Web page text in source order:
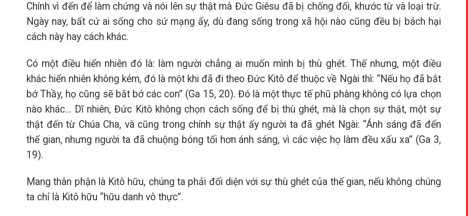
Chính vì đến để làm chứng và nói lên sự thật mà Đức Giêsu đã bị chống đối, khước từ và loại trừ.
Ngày nay, bất cứ ai sống cho sứ mạng ấy, dù đang sống trong xã hội nào cũng đều bị bách hại
cách này hay cách khác.
Có một điều hiển nhiên đó là: làm người chẳng ai muốn mình bị thù ghét. Thế nhưng, một điều
khác hiển nhiên không kém, đó là một khi đã đi theo Đức Kitô để thuộc về Ngài thì: “Nếu họ đã bắt
bớ Thầy, họ cũng sẽ bắt bớ các con” (Ga 15, 20). Đó là một thực tế phũ phàng không có lựa chọn
nào khác… Dĩ nhiên, Đức Kitô không chọn cách sống để bị thù ghét, mà là chọn sự thật, một sự
thật đến từ Chúa Cha, và cũng trong chính sự thật ấy người ta đã ghét Ngài: “Ánh sáng đã đến
thế gian, nhưng người ta đã chuộng bóng tối hơn ánh sáng, vì các việc họ làm đều xấu xa” (Ga 3,
19).
Mang thân phận là Kitô hữu, chúng ta phải đối diện với sự thù ghét của thế gian, nếu không chúng
ta chỉ là Kitô hữu “hữu danh vô thực”.